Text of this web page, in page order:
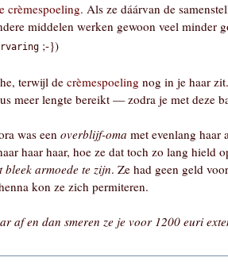
crèmespoeling. Als ze dáárvan de
middelen werken gewoon veel minder
;-})
terwijl decrèmespoeling nog in je haar
meer lengte bereikt — zodra je met deze
was een overblijf-oma met evenlang haar
haar haar, hoe ze dat toch zo lang hield
bleek armoede te zijn. Ze had geen geld
kon ze zich permiteren.
af en dan smeren ze je voor 1200 euri